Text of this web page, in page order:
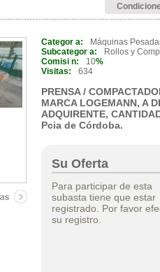
Categor a:
Máquinas
Subcategor a:
Rollos y
Comisi n:
10%
Visitas:
634
PRENSA /
MARCA LOGEMANN, A
ADQUIRENTE,
Pcia de Córdoba.
Su Oferta
Para participar de esta
subasta tiene que estar
registrado. Por favor
su registro.